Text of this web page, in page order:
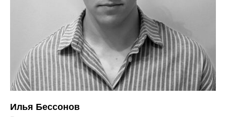
Илья Бессонов